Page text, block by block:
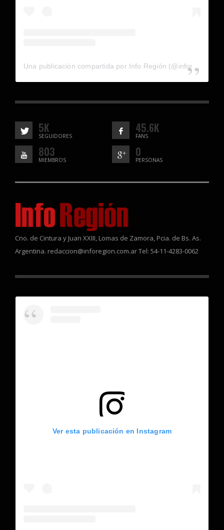
5K
SEGUIDORES
45.6K
FANS
803
MIEMBROS
0
PERSONAS
Cno. de Cintura y Juan XXIII, Lomas de Zamora, Pcia. de Bs. As.
Argentina. redaccion@inforegion.com.ar Tel: 54-11-4283-0062
Ver esta publicación en Instagram